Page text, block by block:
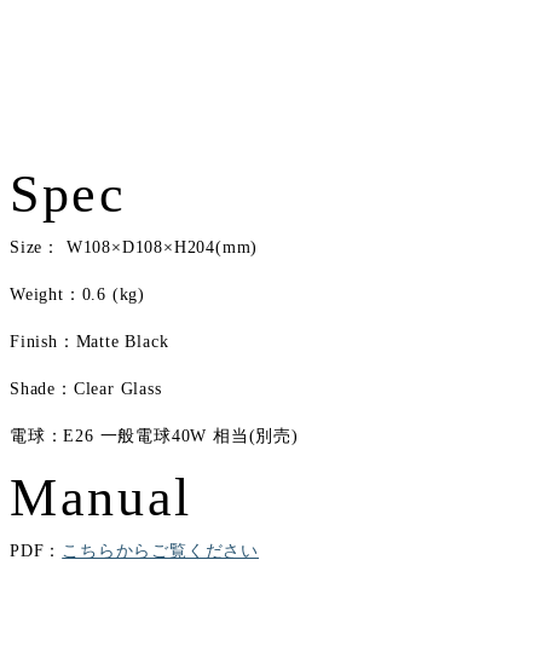
Spec
Size： W108×D108×H204(mm)
Weight：0.6 (kg)
Finish：Matte Black
Shade：Clear Glass
電球：E26 一般電球40W 相当(別売)
Manual
PDF： こちらからご覧ください